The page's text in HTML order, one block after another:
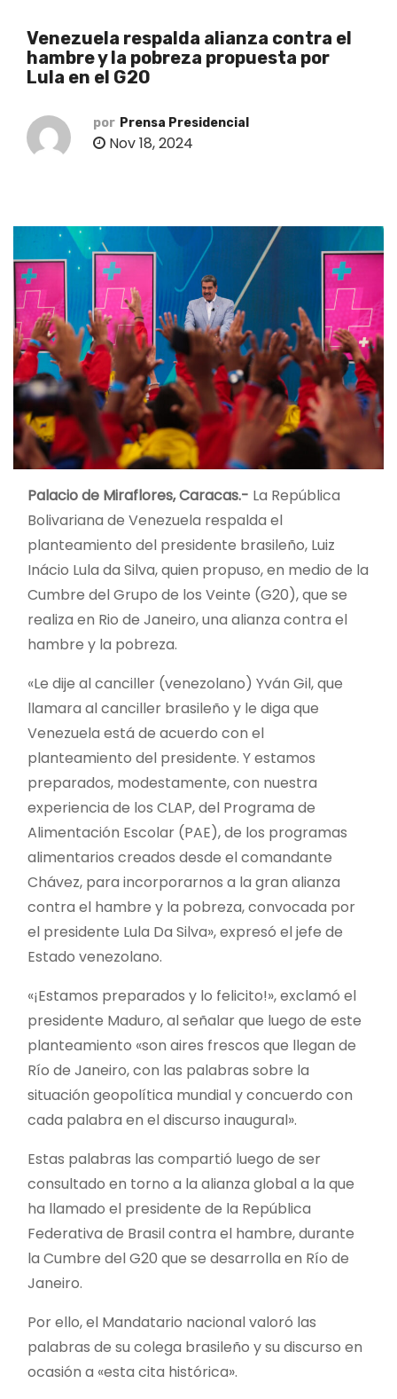
Venezuela respalda alianza contra el
hambre y la pobreza propuesta por
Lula en el G20
por Prensa Presidencial
Nov 18, 2024
Palacio de Miraflores, Caracas.- La República
Bolivariana de Venezuela respalda el
planteamiento del presidente brasileño, Luiz
Inácio Lula da Silva, quien propuso, en medio de la
Cumbre del Grupo de los Veinte (G20), que se
realiza en Rio de Janeiro, una alianza contra el
hambre y la pobreza.
«Le dije al canciller (venezolano) Yván Gil, que
llamara al canciller brasileño y le diga que
Venezuela está de acuerdo con el
planteamiento del presidente. Y estamos
preparados, modestamente, con nuestra
experiencia de los CLAP, del Programa de
Alimentación Escolar (PAE), de los programas
alimentarios creados desde el comandante
Chávez, para incorporarnos a la gran alianza
contra el hambre y la pobreza, convocada por
el presidente Lula Da Silva», expresó el jefe de
Estado venezolano.
«¡Estamos preparados y lo felicito!», exclamó el
presidente Maduro, al señalar que luego de este
planteamiento «son aires frescos que llegan de
Río de Janeiro, con las palabras sobre la
situación geopolítica mundial y concuerdo con
cada palabra en el discurso inaugural».
Estas palabras las compartió luego de ser
consultado en torno a la alianza global a la que
ha llamado el presidente de la República
Federativa de Brasil contra el hambre, durante
la Cumbre del G20 que se desarrolla en Río de
Janeiro.
Por ello, el Mandatario nacional valoró las
palabras de su colega brasileño y su discurso en
ocasión a «esta cita histórica».